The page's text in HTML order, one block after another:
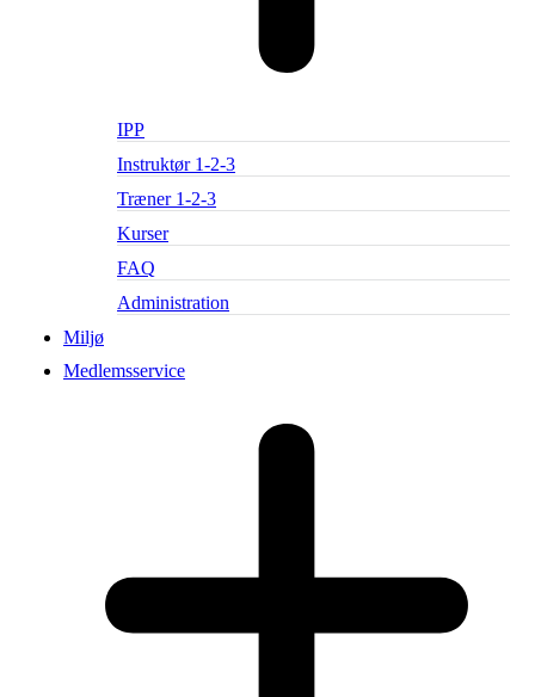
IPP
Instruktør 1-2-3
Træner 1-2-3
Kurser
FAQ
Administration
Miljø
Medlemsservice